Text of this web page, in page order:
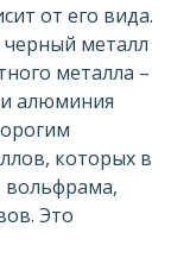
от его вида.
металл
металла –
алюминия
которых в
вольфрама,
Это